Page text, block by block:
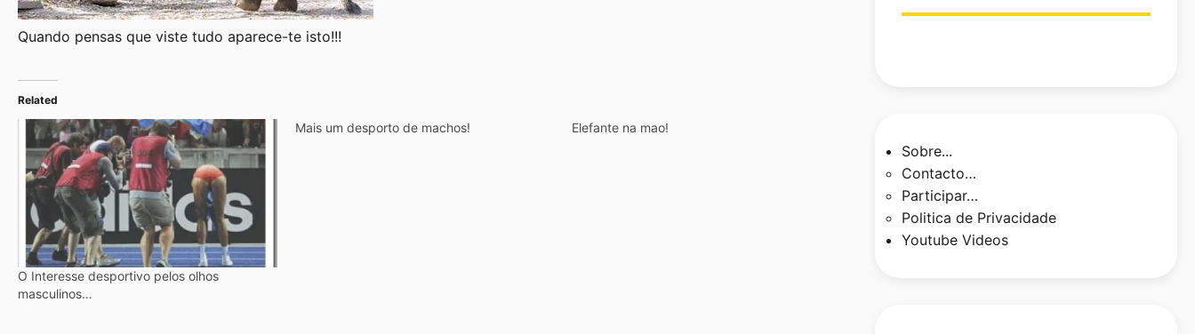
Quando pensas que viste tudo aparece-te isto!!!
Related
O Interesse desportivo pelos olhos
masculinos…
Mais um desporto de machos! Elefante na mao!
Sobre...
Contacto…
Participar…
Politica de Privacidade
Youtube Videos